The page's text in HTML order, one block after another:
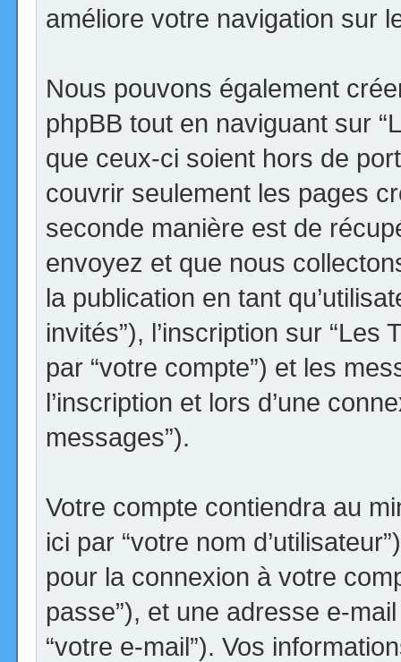
améliore votre navigation sur
Nous pouvons également
phpBB tout en naviguant sur
que ceux-ci soient hors de
couvrir seulement les pages
seconde manière est de
envoyez et que nous
la publication en tant
invités”), l’inscription sur
par “votre compte”) et les
l’inscription et lors d’une
messages”).
Votre compte contiendra au
ici par “votre nom
pour la connexion à votre
passe”), et une adresse e-
“votre e-mail”). Vos